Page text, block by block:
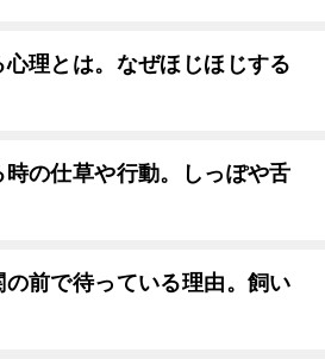
理とは。なぜほじほじする
の仕草や行動。しっぽや舌
前で待っている理由。飼い